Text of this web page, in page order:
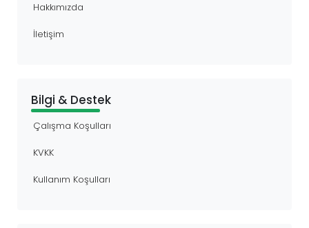
Hakkımızda
İletişim
Bilgi & Destek
Çalışma Koşulları
KVKK
Kullanım Koşulları